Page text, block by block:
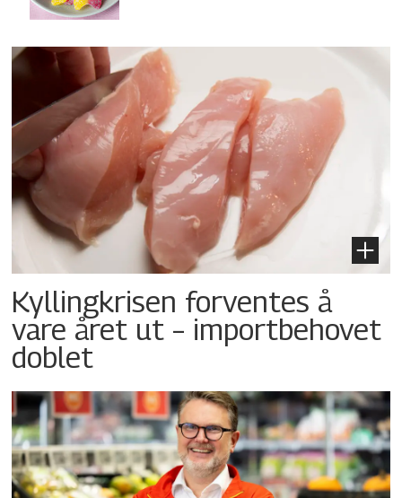
Kyllingkrisen forventes å
vare året ut – importbehovet
doblet